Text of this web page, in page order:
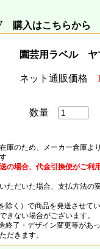
購入はこちらか
園芸用ラベル
ネット通販価格
数量
庫のため、メーカー倉庫よ
の場合、代金引換便がご利
ただいた場合、支払方法の
除く）で商品を発送させて
きない場合がございます。
終了・デザイン変更等があ
だきます。